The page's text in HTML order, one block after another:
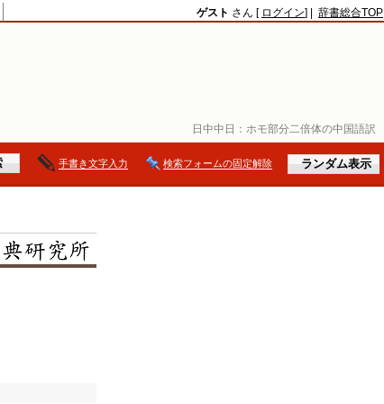
日中中日： ホモ部分二倍体の中国語訳
ゲスト さん [ ログイン] | 辞書総合TOP
手書き文字入力 検索フォームの固定解除